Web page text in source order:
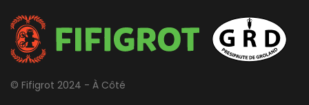
© Fifigrot 2024 - À Côté